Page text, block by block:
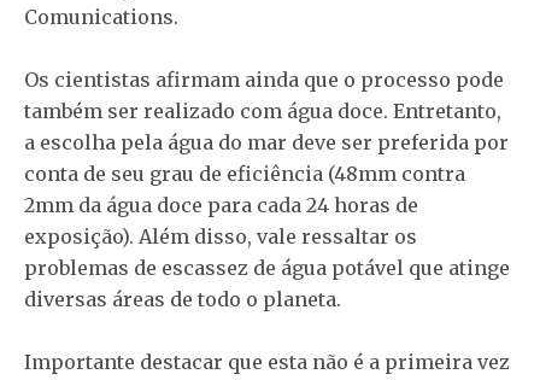
Comunications.
Os cientistas afirmam ainda que o processo pode
também ser realizado com água doce. Entretanto,
a escolha pela água do mar deve ser preferida por
conta de seu grau de eficiência (48mm contra
2mm da água doce para cada 24 horas de
exposição). Além disso, vale ressaltar os
problemas de escassez de água potável que atinge
diversas áreas de todo o planeta.
Importante destacar que esta não é a primeira vez